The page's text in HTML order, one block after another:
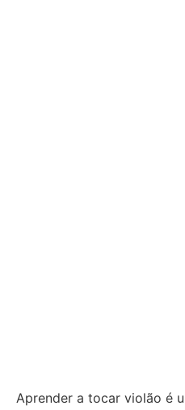
Aprender a tocar violão é